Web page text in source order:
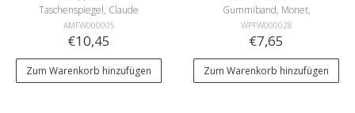
Taschenspiegel, Claude
Monet, Seerosen
AMFW000005
€10,45
Zum Warenkorb hinzufügen
Gummiband, Monet,
Seerosen im Abendlicht
WPFW000028
€7,65
Zum Warenkorb hinzufügen